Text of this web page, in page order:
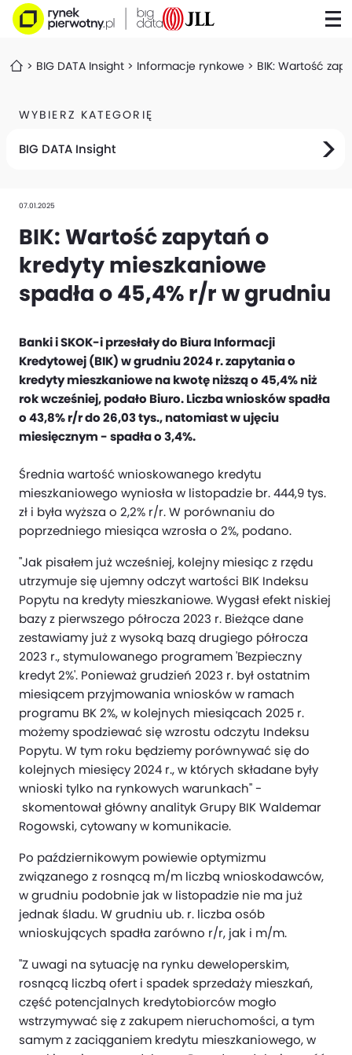
BIG DATA Insight Informacje rynkowe BIK: Wartość
WYBIERZ KATEGORIĘ
BIG DATA Insight
07.01.2025
BIK: Wartość zapytań o
kredyty mieszkaniowe
spadła o 45,4% r/r w grudniu
Banki i SKOK-i przesłały do Biura Informacji
Kredytowej (BIK) w grudniu 2024 r. zapytania o
kredyty mieszkaniowe na kwotę niższą o 45,4% niż
rok wcześniej, podało Biuro. Liczba wniosków spadła
o 43,8% r/r do 26,03 tys., natomiast w ujęciu
miesięcznym - spadła o 3,4%.
Średnia wartość wnioskowanego kredytu
mieszkaniowego wyniosła w listopadzie br. 444,9 tys.
zł i była wyższa o 2,2% r/r. W porównaniu do
poprzedniego miesiąca wzrosła o 2%, podano.
"Jak pisałem już wcześniej, kolejny miesiąc z rzędu
utrzymuje się ujemny odczyt wartości BIK Indeksu
Popytu na kredyty mieszkaniowe. Wygasł efekt niskiej
bazy z pierwszego półrocza 2023 r. Bieżące dane
zestawiamy już z wysoką bazą drugiego półrocza
2023 r., stymulowanego programem 'Bezpieczny
kredyt 2%'. Ponieważ grudzień 2023 r. był ostatnim
miesiącem przyjmowania wniosków w ramach
programu BK 2%, w kolejnych miesiącach 2025 r.
możemy spodziewać się wzrostu odczytu Indeksu
Popytu. W tym roku będziemy porównywać się do
kolejnych miesięcy 2024 r., w których składane były
wnioski tylko na rynkowych warunkach" -
skomentował główny analityk Grupy BIK Waldemar
Rogowski, cytowany w komunikacie.
Po październikowym powiewie optymizmu
związanego z rosnącą m/m liczbą wnioskodawców,
w grudniu podobnie jak w listopadzie nie ma już
jednak śladu. W grudniu ub. r. liczba osób
wnioskujących spadła zarówno r/r, jak i m/m.
"Z uwagi na sytuację na rynku deweloperskim,
rosnącą liczbą ofert i spadek sprzedaży mieszkań,
część potencjalnych kredytobiorców mogło
wstrzymywać się z zakupem nieruchomości, a tym
samym z zaciąganiem kredytu mieszkaniowego, w